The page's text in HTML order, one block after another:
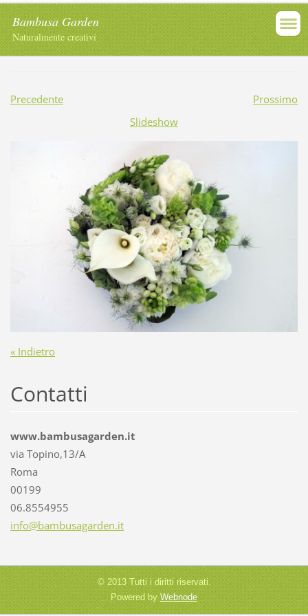
Bambusa Garden
Naturalmente creativi
Precedente
Prossimo
Slideshow
« Indietro
Contatti
www.bambusagarden.it
via Topino,13/A
Roma
00199
06.8554955
info@bambusagarden.it
© 2013 Tutti i diritti riservati.
Powered by Webnode